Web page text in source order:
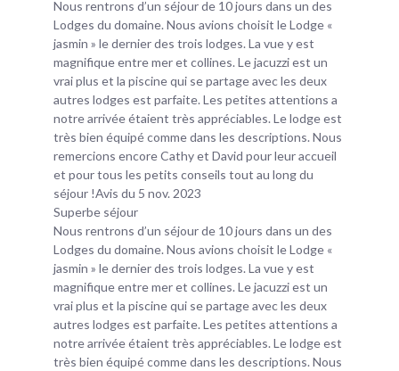
Nous rentrons d’un séjour de 10 jours dans un des
Lodges du domaine. Nous avions choisit le Lodge «
jasmin » le dernier des trois lodges. La vue y est
magnifique entre mer et collines. Le jacuzzi est un
vrai plus et la piscine qui se partage avec les deux
autres lodges est parfaite. Les petites attentions a
notre arrivée étaient très appréciables. Le lodge est
très bien équipé comme dans les descriptions. Nous
remercions encore Cathy et David pour leur accueil
et pour tous les petits conseils tout au long du
séjour !Avis du 5 nov. 2023
Superbe séjour
Nous rentrons d’un séjour de 10 jours dans un des
Lodges du domaine. Nous avions choisit le Lodge «
jasmin » le dernier des trois lodges. La vue y est
magnifique entre mer et collines. Le jacuzzi est un
vrai plus et la piscine qui se partage avec les deux
autres lodges est parfaite. Les petites attentions a
notre arrivée étaient très appréciables. Le lodge est
très bien équipé comme dans les descriptions. Nous